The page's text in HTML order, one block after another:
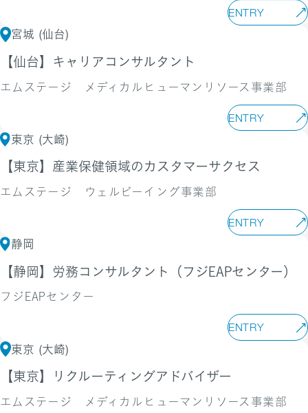
ENTRY
宮城 (仙台)
【仙台】キャリアコンサルタント
エムステージ メディカルヒューマンリソース事業部
ENTRY
東京 (大崎)
【東京】産業保健領域のカスタマーサクセス
エムステージ ウェルビーイング事業部
ENTRY
静岡
【静岡】労務コンサルタント（フジEAPセンター）
フジEAPセンター
ENTRY
東京 (大崎)
【東京】リクルーティングアドバイザー
エムステージ メディカルヒューマンリソース事業部